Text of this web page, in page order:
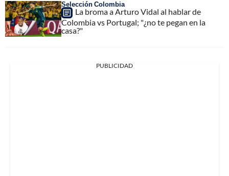
Selección Colombia
La broma a Arturo Vidal al hablar de
Colombia vs Portugal; "¿no te pegan en la
casa?"
PUBLICIDAD